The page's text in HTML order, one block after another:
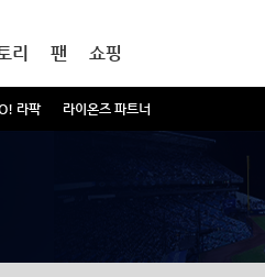
라팍 라이온즈 파트너
리 팬 쇼핑